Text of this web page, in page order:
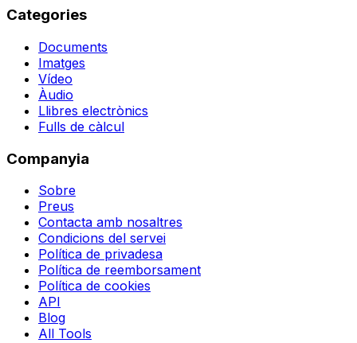
Categories
Documents
Imatges
Vídeo
Àudio
Llibres electrònics
Fulls de càlcul
Companyia
Sobre
Preus
Contacta amb nosaltres
Condicions del servei
Política de privadesa
Política de reemborsament
Política de cookies
API
Blog
All Tools